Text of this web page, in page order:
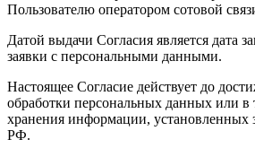
Пользователю оператором сотовой
Датой выдачи Согласия является дата
заявки с персональными данными.
Настоящее Согласие действует до
обработки персональных данных или в
хранения информации, установленных
РФ.